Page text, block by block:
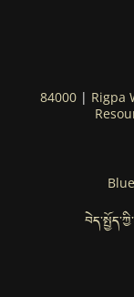
84000| Rigpa